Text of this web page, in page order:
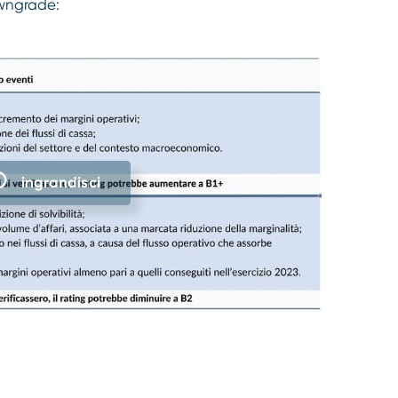
ingrandisci